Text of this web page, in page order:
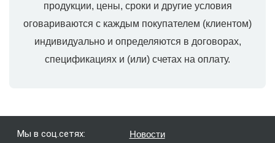
продукции, цены, сроки и другие условия
оговариваются с каждым покупателем (клиентом)
индивидуально и определяются в договорах,
спецификациях и (или) счетах на оплату.
Мы в соц.сетях:
Новости